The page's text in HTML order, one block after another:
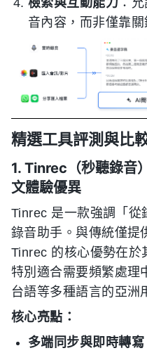
檢索與互動能力 ：
音內容，而非僅靠關
精選工具評測與比
1. Tinrec（秒聽錄音
文體驗優異
Tinrec 是一款強調「從
錄音助手。與傳統僅提
Tinrec 的核心優勢在於
特別適合需要頻繁處理
台語等多種語言的亞洲
核心亮點：
多端同步與即時轉寫